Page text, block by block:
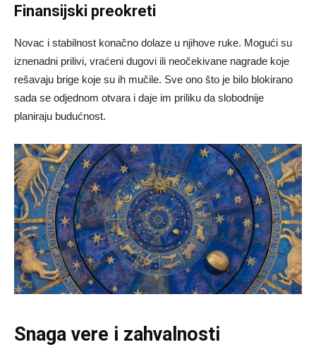
Finansijski preokreti
Novac i stabilnost konačno dolaze u njihove ruke. Mogući su
iznenadni prilivi, vraćeni dugovi ili neočekivane nagrade koje
rešavaju brige koje su ih mučile. Sve ono što je bilo blokirano
sada se odjednom otvara i daje im priliku da slobodnije
planiraju budućnost.
Snaga vere i zahvalnosti